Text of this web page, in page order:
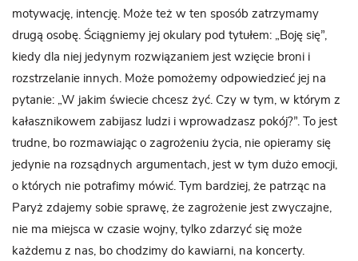
motywację, intencję. Może też w ten sposób zatrzymamy
drugą osobę. Ściągniemy jej okulary pod tytułem: „Boję się”,
kiedy dla niej jedynym rozwiązaniem jest wzięcie broni i
rozstrzelanie innych. Może pomożemy odpowiedzieć jej na
pytanie: „W jakim świecie chcesz żyć. Czy w tym, w którym z
kałasznikowem zabijasz ludzi i wprowadzasz pokój?”. To jest
trudne, bo rozmawiając o zagrożeniu życia, nie opieramy się
jedynie na rozsądnych argumentach, jest w tym dużo emocji,
o których nie potrafimy mówić. Tym bardziej, że patrząc na
Paryż zdajemy sobie sprawę, że zagrożenie jest zwyczajne,
nie ma miejsca w czasie wojny, tylko zdarzyć się może
każdemu z nas, bo chodzimy do kawiarni, na koncerty.